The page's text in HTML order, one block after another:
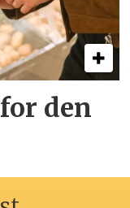
den